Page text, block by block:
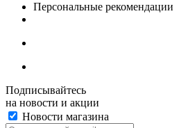
Персональные рекомендации
Подписывайтесь
на новости и акции
Новости магазина